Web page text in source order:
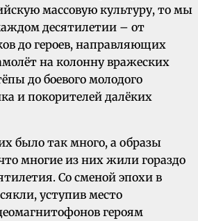
массовую культуру, то мы
десятилетии – от
до героев, направляющих
на колонну вражеских
до боевого молодого
и покорителей далёких
было так много, а образы
многие из них жили гораздо
Со сменой эпохи в
уступив место
героям